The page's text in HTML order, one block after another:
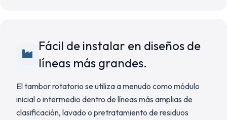
Fácil de instalar en diseños de
líneas más grandes.
El tambor rotatorio se utiliza a menudo como módulo
inicial o intermedio dentro de líneas más amplias de
clasificación, lavado o pretratamiento de residuos